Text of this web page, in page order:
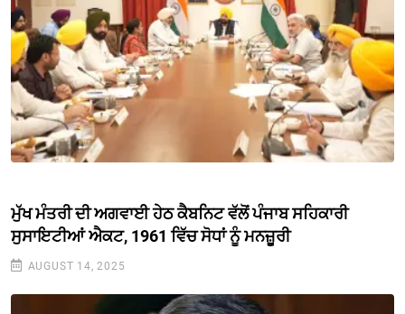
ਮੁੱਖ ਮੰਤਰੀ ਦੀ ਅਗਵਾਈ ਹੇਠ ਕੈਬਨਿਟ ਵੱਲੋਂ ਪੰਜਾਬ ਸਹਿਕਾਰੀ
ਸੁਸਾਇਟੀਆਂ ਐਕਟ, 1961 ਵਿੱਚ ਸੋਧਾਂ ਨੂੰ ਮਨਜ਼ੂਰੀ
AUGUST 14, 2025